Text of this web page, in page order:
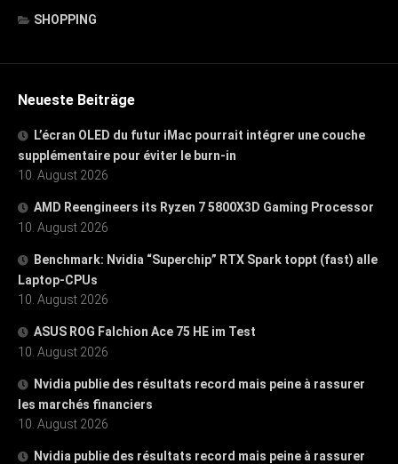
SHOPPING
Neueste Beiträge
L’écran OLED du futur iMac pourrait intégrer une couche
supplémentaire pour éviter le burn-in
10. August 2026
AMD Reengineers its Ryzen 7 5800X3D Gaming Processor
10. August 2026
Benchmark: Nvidia “Superchip” RTX Spark toppt (fast) alle
Laptop-CPUs
10. August 2026
ASUS ROG Falchion Ace 75 HE im Test
10. August 2026
Nvidia publie des résultats record mais peine à rassurer
les marchés financiers
10. August 2026
Nvidia publie des résultats record mais peine à rassurer